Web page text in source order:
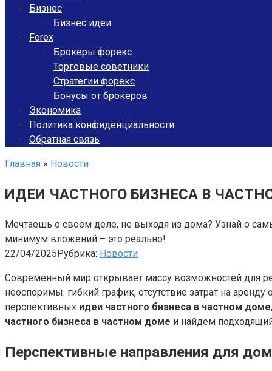
Бизнес
Бизнес идеи
Forex
Брокеры форекс
Торговые советники
Стратегии форекс
Бонусы от брокеров
Экономика
Политика конфиденциальности
Обратная связь
Главная » Новости
ИДЕИ ЧАСТНОГО БИЗНЕСА В
Мечтаешь о своем деле, не выходя из дома? Узнай о
минимум вложений – это реально!
22/04/2025Рубрика: Новости
Современный мир открывает массу возможностей для
неоспоримы: гибкий график, отсутствие затрат на
перспективных идеи частного бизнеса в частном доме
частного бизнеса в частном доме и найдем
Перспективные направления для